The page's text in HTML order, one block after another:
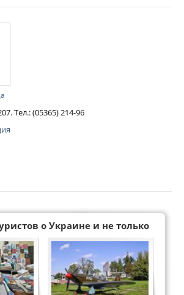
Тел.: (05365) 214-96
о Украине и не только